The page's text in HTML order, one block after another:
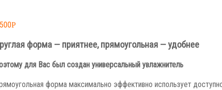
Р
форма — приятнее, прямоугольная — удобнее
для Вас был создан универсальный увлажнитель
форма максимально эффективно использует